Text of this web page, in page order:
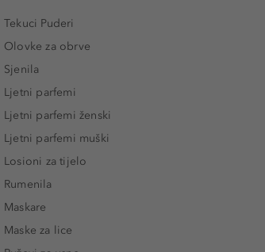
Tekuci Puderi
Olovke za obrve
Sjenila
Ljetni parfemi
Ljetni parfemi ženski
Ljetni parfemi muški
Losioni za tijelo
Rumenila
Maskare
Maske za lice